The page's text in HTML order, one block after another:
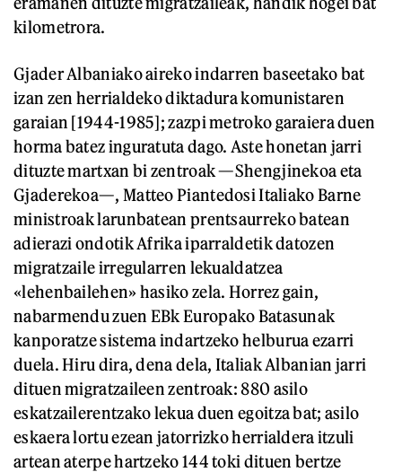
kilometrora.
Gjader Albaniako aireko indarren baseetako bat
izan zen herrialdeko diktadura komunistaren
garaian [1944-1985]; zazpi metroko garaiera duen
horma batez inguratuta dago. Aste honetan jarri
dituzte martxan bi zentroak —Shengjinekoa eta
Gjaderekoa—, Matteo Piantedosi Italiako Barne
ministroak larunbatean prentsaurreko batean
adierazi ondotik Afrika iparraldetik datozen
migratzaile irregularren lekualdatzea
«lehenbailehen» hasiko zela. Horrez gain,
nabarmendu zuen EBk Europako Batasunak
kanporatze sistema indartzeko helburua ezarri
duela. Hiru dira, dena dela, Italiak Albanian jarri
dituen migratzaileen zentroak: 880 asilo
eskatzailerentzako lekua duen egoitza bat; asilo
eskaera lortu ezean jatorrizko herrialdera itzuli
artean aterpe hartzeko 144 toki dituen bertze